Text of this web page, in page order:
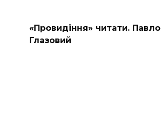
«Провидіння» читати. Павло
Глазовий